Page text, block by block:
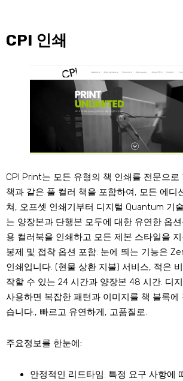
CPI 인쇄
CPI Print는 모든 유형의 책 인쇄를 전문으로
책과 같은 풀 컬러 책을 포함하여, 모든 에디
쳐, 오프셋 인쇄기부터 디지털 Quantum 기
는 양장본과 단행본 모두에 대한 유연한 옵
용 컬러북을 인쇄하고 모든 제본 스타일을
봉제 및 접착 옵션 포함. 눈에 띄는 기능은
인쇄입니다. (현물 상환 지불) 서비스, 적은
작할 수 있는 24 시간과 양장본 48 시간. 디
사용하면 복잡한 패턴과 이미지를 책 블록에
습니다., 빠르고 유연하게, 고품질로.
주요정보를 한눈에:
안정적인 리드타임: 특정 요구 사항에